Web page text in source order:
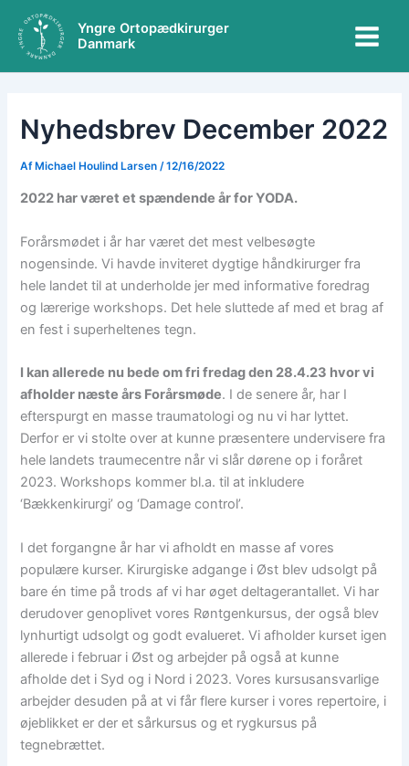
indholdet
Yngre Ortopædkirurger
Danmark
Menu
Nyhedsbrev December 2022
Af Michael Houlind Larsen/12/16/2022
2022 har været et spændende år for YODA.
Forårsmødet i år har været det mest velbesøgte
nogensinde. Vi havde inviteret dygtige håndkirurger fra
hele landet til at underholde jer med informative foredrag
og lærerige workshops. Det hele sluttede af med et brag af
en fest i superheltenes tegn.
I kan allerede nu bede om fri fredag den 28.4.23 hvor vi
afholder næste års Forårsmøde. I de senere år, har I
efterspurgt en masse traumatologi og nu vi har lyttet.
Derfor er vi stolte over at kunne præsentere undervisere fra
hele landets traumecentre når vi slår dørene op i foråret
2023. Workshops kommer bl.a. til at inkludere
‘Bækkenkirurgi’ og ‘Damage control’.
I det forgangne år har vi afholdt en masse af vores
populære kurser. Kirurgiske adgange i Øst blev udsolgt på
bare én time på trods af vi har øget deltagerantallet. Vi har
derudover genoplivet vores Røntgenkursus, der også blev
lynhurtigt udsolgt og godt evalueret. Vi afholder kurset igen
allerede i februar i Øst og arbejder på også at kunne
afholde det i Syd og i Nord i 2023. Vores kursusansvarlige
arbejder desuden på at vi får flere kurser i vores repertoire, i
øjeblikket er der et sårkursus og et rygkursus på
tegnebrættet.
r
k
r